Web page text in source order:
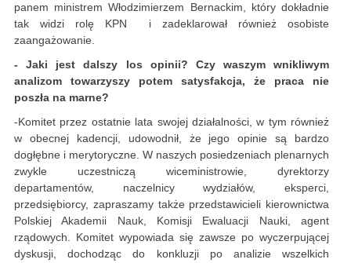
panem ministrem Włodzimierzem Bernackim, który dokładnie
tak widzi rolę KPN i zadeklarował również osobiste
zaangażowanie.
- Jaki jest dalszy los opinii? Czy waszym wnikliwym
analizom towarzyszy potem satysfakcja, że praca nie
poszła na marne?
-Komitet przez ostatnie lata swojej działalności, w tym również
w obecnej kadencji, udowodnił, że jego opinie są bardzo
dogłębne i merytoryczne. W naszych posiedzeniach plenarnych
zwykle uczestniczą wiceministrowie, dyrektorzy
departamentów, naczelnicy wydziałów, eksperci,
przedsiębiorcy, zapraszamy także przedstawicieli kierownictwa
Polskiej Akademii Nauk, Komisji Ewaluacji Nauki, agent
rządowych. Komitet wypowiada się zawsze po wyczerpującej
dyskusji, dochodząc do konkluzji po analizie wszelkich